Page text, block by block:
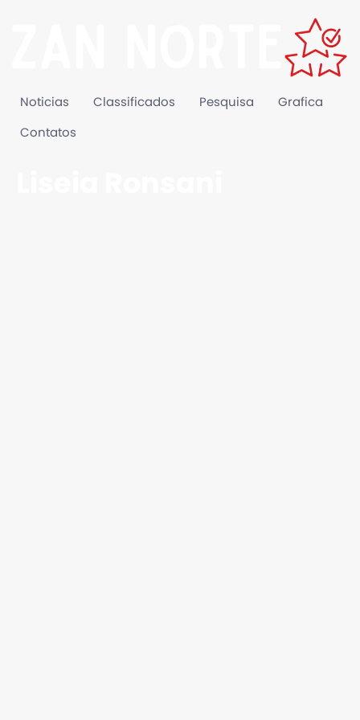
Noticias Classificados Pesquisa Grafica
Contatos